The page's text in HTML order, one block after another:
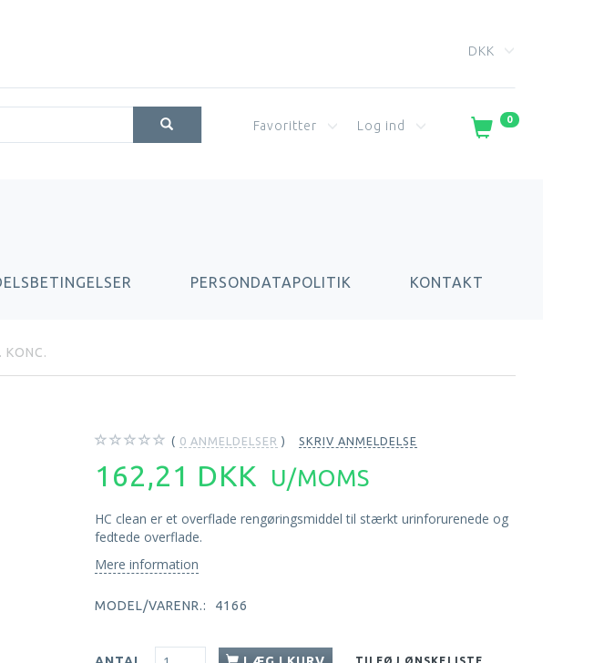
DKK
0
Favoritter Log ind
PERSONDATAPOLITIK KONTAKT
KONC.
0 ANMELDELSER SKRIV ANMELDELSE
162,21 DKK U/MOMS
HC clean er et overflade rengøringsmiddel til stærkt urinforurenede og
fedtede overflade.
Mere information
MODEL/VARENR.: 4166